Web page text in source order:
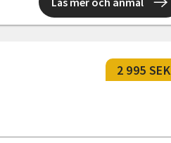
2 995 SEK